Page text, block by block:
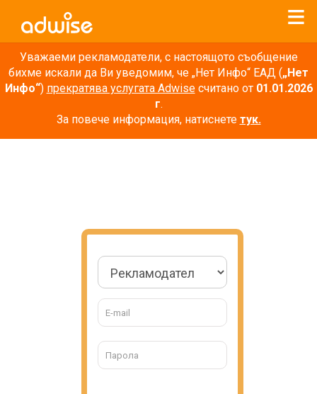
Уважаеми рекламодатели, с настоящото съобщение
бихме искали да Ви уведомим, че „Нет Инфо“ ЕАД („Нет
Инфо“) прекратява услугата Adwiseсчитано от 01.01.2026
г.
За повече информация, натиснете тук.